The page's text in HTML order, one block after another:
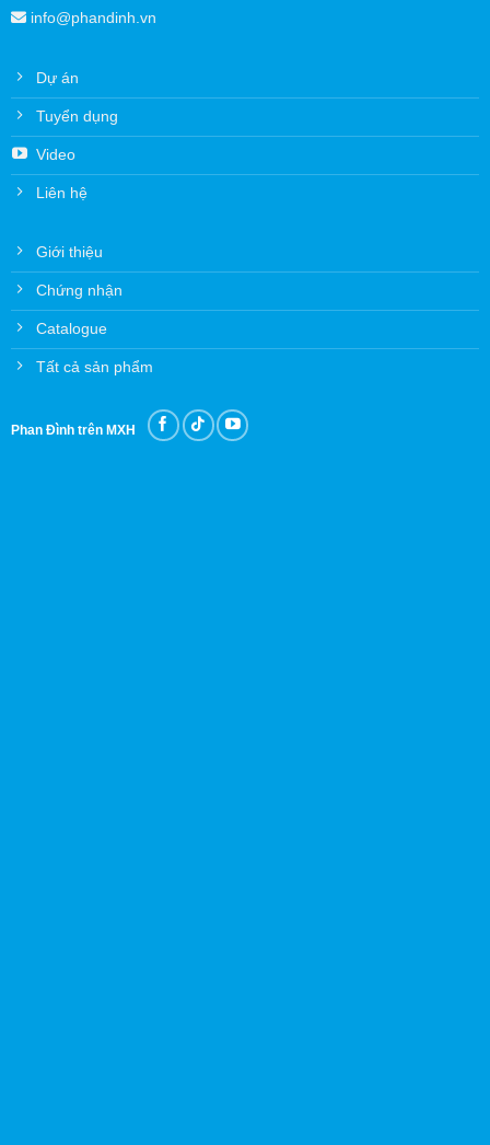
info@phandinh.vn
Dự án
Tuyển dụng
Video
Liên hệ
Giới thiệu
Chứng nhận
Catalogue
Tất cả sản phẩm
Phan Đình trên MXH